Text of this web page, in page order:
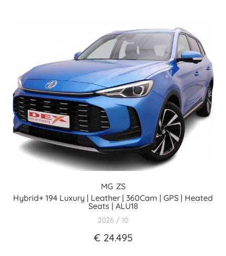
MG ZS
Hybrid+ 194 Luxury | Leather | 360Cam | GPS | Heated
Seats | ALU18
2026 10
€ 24.495